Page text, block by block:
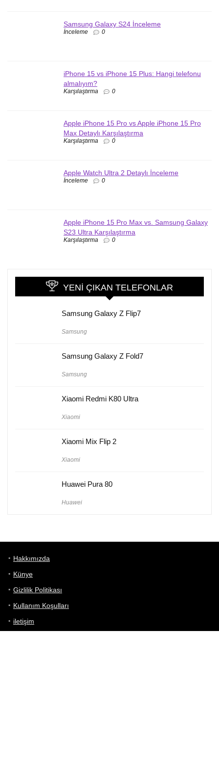
Samsung Galaxy S24 İnceleme
İnceleme 0
iPhone 15 vs iPhone 15 Plus: Hangi telefonu
almalıyım?
Karşılaştırma 0
Apple iPhone 15 Pro vs Apple iPhone 15 Pro
Max Detaylı Karşılaştırma
Karşılaştırma 0
Apple Watch Ultra 2 Detaylı İnceleme
İnceleme 0
Apple iPhone 15 Pro Max vs. Samsung Galaxy
S23 Ultra Karşılaştırma
Karşılaştırma 0
YENI ÇIKAN TELEFONLAR
Samsung Galaxy Z Flip7
Samsung
Samsung Galaxy Z Fold7
Samsung
Xiaomi Redmi K80 Ultra
Xiaomi
Xiaomi Mix Flip 2
Xiaomi
Huawei Pura 80
Huawei
Hakkımızda
Künye
Gizlilik Politikası
Kullanım Koşulları
iletişim